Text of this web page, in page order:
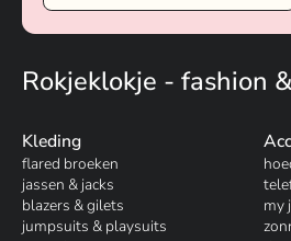
Rokjeklokje - fashion
Kleding
flared broeken
jassen & jacks
blazers & gilets
jumpsuits & playsuits
my